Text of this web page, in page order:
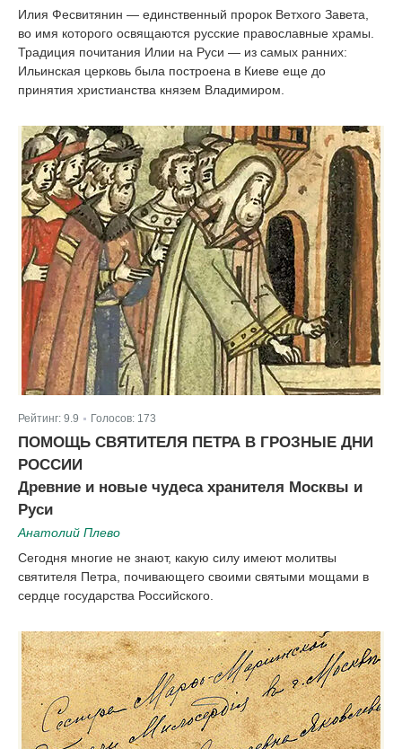
Илия Фесвитянин — единственный пророк Ветхого Завета,
во имя которого освящаются русские православные храмы.
Традиция почитания Илии на Руси — из самых ранних:
Ильинская церковь была построена в Киеве еще до
принятия христианства князем Владимиром.
Рейтинг: 9.9 Голосов: 173
ПОМОЩЬ СВЯТИТЕЛЯ ПЕТРА В ГРОЗНЫЕ ДНИ
РОССИИ
Древние и новые чудеса хранителя Москвы и
Руси
Анатолий Плево
Сегодня многие не знают, какую силу имеют молитвы
святителя Петра, почивающего своими святыми мощами в
сердце государства Российского.